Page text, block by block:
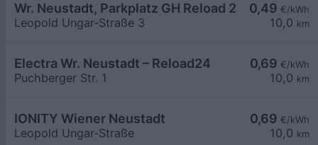
0,49 €/kWh
10,0 km
Wr. Neustadt, Parkplatz GH Reload 24
Leopold Ungar-Straße 3
0,69 €/kWh
10,0 km
Electra Wr. Neustadt – Reload24
Puchberger Str. 1
0,69 €/kWh
10,0 km
IONITY Wiener Neustadt
Leopold Ungar-Straße